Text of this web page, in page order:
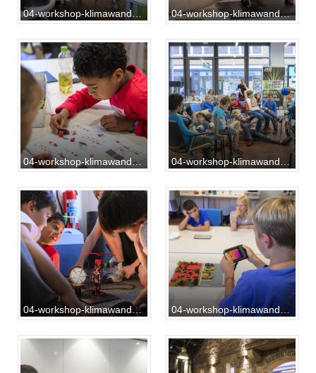
04-workshop-klimawandel-20231013-RF-01-010 04-workshop-klimawandel-20231013-RF-01-036
04-workshop-klimawandel-20231013-RF-01-041 04-workshop-klimawandel-20231013-RF-01-068
04-workshop-klimawandel-20231013-RF-01-073 04-workshop-klimawandel-20231013-RF-01-081